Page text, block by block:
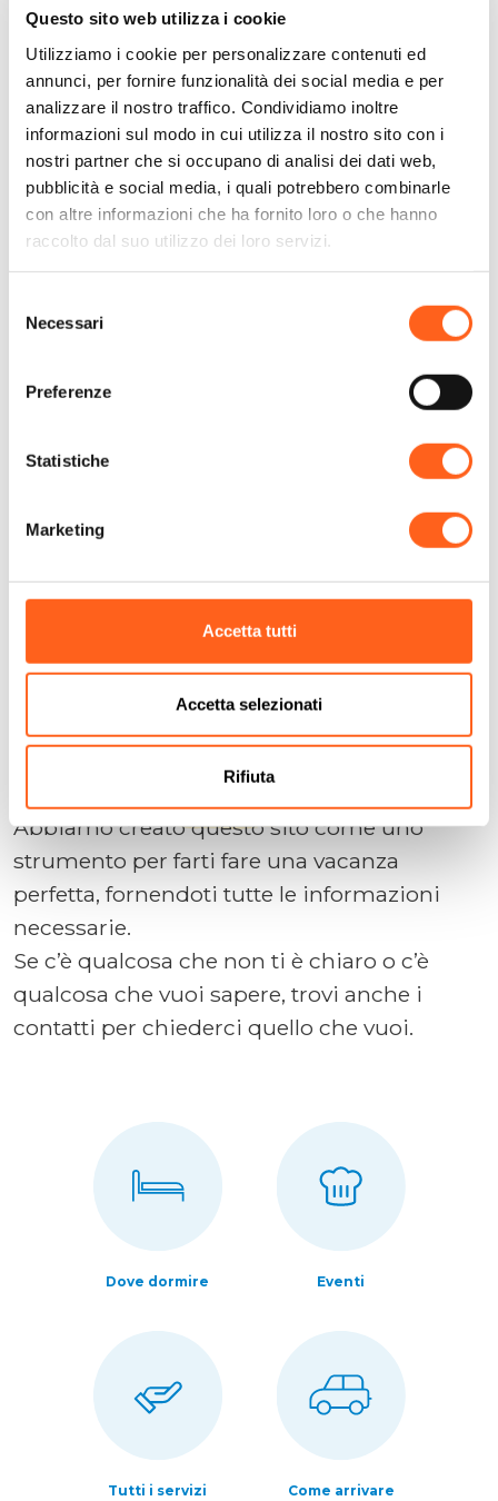
Questo sito web utilizza i cookie
Utilizziamo i cookie per personalizzare contenuti ed
annunci, per fornire funzionalità dei social media e per
analizzare il nostro traffico. Condividiamo inoltre
informazioni sul modo in cui utilizza il nostro sito con i
nostri partner che si occupano di analisi dei dati web,
pubblicità e social media, i quali potrebbero combinarle
con altre informazioni che ha fornito loro o che hanno
raccolto dal suo utilizzo dei loro servizi.
delNecessari
Preferenze
Statistiche
Marketing
Accetta tutti
Accetta selezionati
Rifiuta
Come arrivare
Richiedi info
Cerchiamo di anticipare le tue domande
Pianifica la tua
vacanza
Abbiamo creato questo sito come uno
strumento per farti fare una vacanza
perfetta, fornendoti tutte le informazioni
necessarie.
Se c’è qualcosa che non ti è chiaro o c’è
qualcosa che vuoi sapere, trovi anche i
contatti per chiederci quello che vuoi.
Dove dormire Eventi
Tutti i servizi Come arrivare